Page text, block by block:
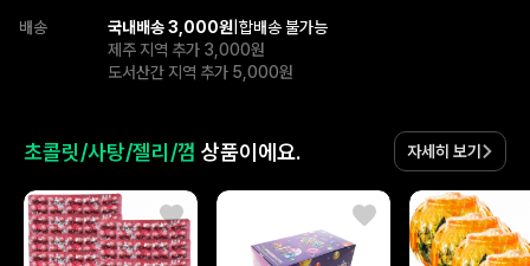
배송 국내배송 3,000원 합배송 불가능
제주 지역 추가 3,000원
도서산간 지역 추가 5,000원
초콜릿/사탕/젤리/껌 상품이에요. 자세히 보기